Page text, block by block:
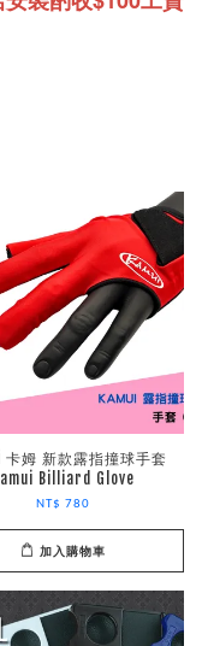
卡姆 新款露指撞球手套
Billiard Glove
NT$ 780
加入購物車